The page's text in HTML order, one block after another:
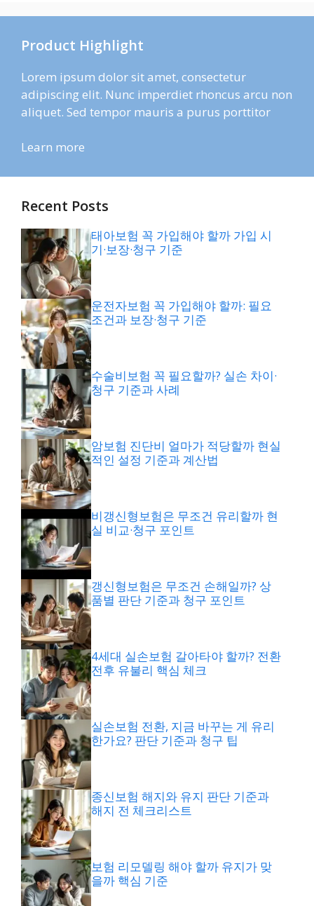
Product Highlight
Lorem ipsum dolor sit amet, consectetur
adipiscing elit. Nunc imperdiet rhoncus arcu non
aliquet. Sed tempor mauris a purus porttitor
Learn more
Recent Posts
태아보험 꼭 가입해야 할까 가입 시
기·보장·청구 기준
운전자보험 꼭 가입해야 할까: 필요
조건과 보장·청구 기준
수술비보험 꼭 필요할까? 실손 차이·
청구 기준과 사례
암보험 진단비 얼마가 적당할까 현실
적인 설정 기준과 계산법
비갱신형보험은 무조건 유리할까 현
실 비교·청구 포인트
갱신형보험은 무조건 손해일까? 상
품별 판단 기준과 청구 포인트
4세대 실손보험 갈아타야 할까? 전환
전후 유불리 핵심 체크
실손보험 전환, 지금 바꾸는 게 유리
한가요? 판단 기준과 청구 팁
종신보험 해지와 유지 판단 기준과
해지 전 체크리스트
보험 리모델링 해야 할까 유지가 맞
을까 핵심 기준